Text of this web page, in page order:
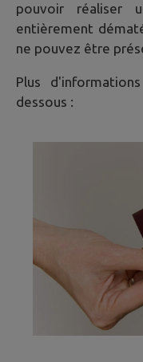
pouvoir réaliser
entièrement
ne pouvez être
Plus
dessous :